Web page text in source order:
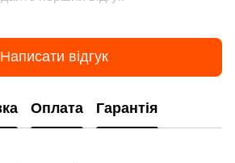
Написати відгук
Оплата Гарантія